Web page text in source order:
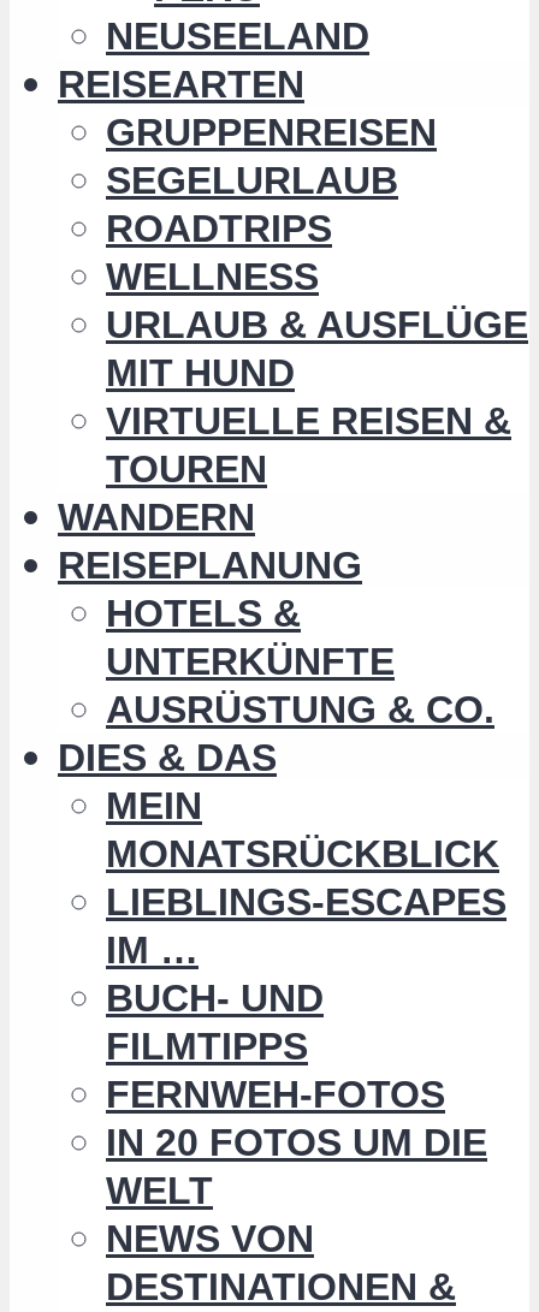
NEUSEELAND
REISEARTEN
GRUPPENREISEN
SEGELURLAUB
ROADTRIPS
WELLNESS
URLAUB & AUSFLÜGE
MIT HUND
VIRTUELLE REISEN &
TOUREN
WANDERN
REISEPLANUNG
HOTELS &
UNTERKÜNFTE
AUSRÜSTUNG & CO.
DIES & DAS
MEIN
MONATSRÜCKBLICK
LIEBLINGS-ESCAPES
IM …
BUCH- UND
FILMTIPPS
FERNWEH-FOTOS
IN 20 FOTOS UM DIE
WELT
NEWS VON
DESTINATIONEN &